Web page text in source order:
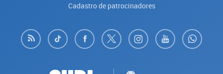
Cadastro de patrocinadores